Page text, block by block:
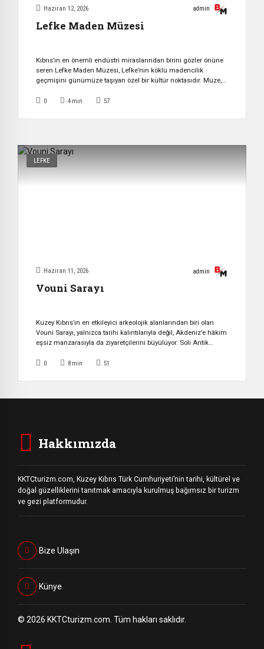
Haziran 12, 2026 admin
Lefke Maden Müzesi
Kıbrıs’ın en önemli endüstri miraslarından birini gözler önüne
seren Lefke Maden Müzesi, Lefke’nin köklü madencilik
geçmişini günümüze taşıyan özel bir kültür noktasıdır. Müze,
ekonomik ve sosyal hafızasını yaşatmaktadır. Tarihi Bir Yapı:
bina, 1930’lu yıllarda İngiliz sömürge döneminde inşa
0 4 min 57
LEFKE
Haziran 11, 2026 admin
Vouni Sarayı
Kuzey Kıbrıs’ın en etkileyici arkeolojik alanlarından biri olan
Vouni Sarayı, yalnızca tarihi kalıntılarıyla değil, Akdeniz’e hâkim
eşsiz manzarasıyla da ziyaretçilerini büyülüyor. Soli Antik
Kıbrıs’ın siyasi mücadelelerine ve kültürel dönüşümlerine
Tarihi Arka Plan MÖ 6. yüzyılda Kıbrıs, birbirleriyle rekabet eden
0 8 min 51
Hakkımızda
KKTCturizm.com, Kuzey Kıbrıs Türk Cumhuriyeti’nin tarihi, kültürel ve
doğal güzelliklerini tanıtmak amacıyla kurulmuş bağımsız bir turizm
ve gezi platformudur.
Bize Ulaşın
Künye
© 2026 KKTCturizm.com. Tüm hakları saklıdır.